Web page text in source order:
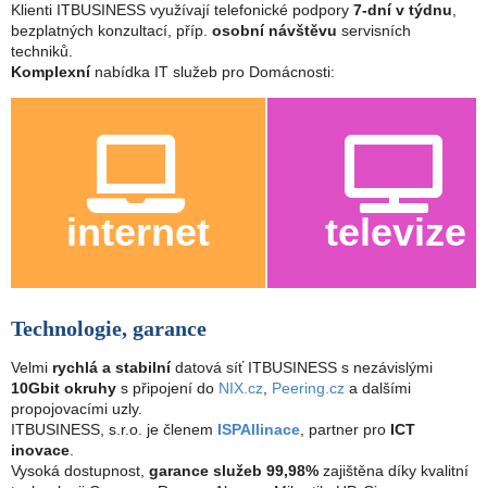
Klienti ITBUSINESS využívají telefonické podpory 7-dní v týdnu
bezplatných konzultací, příp. osobní návštěvu servisních
techniků.
Komplexnínabídka IT služeb pro Domácnosti:
internet televize
Technologie, garance
Velmi rychlá a stabilnídatová síť ITBUSINESS s nezávislými
10Gbit okruhy s připojení do NIX.cz, Peering.cz a dalšími
propojovacími uzly.
ITBUSINESS, s.r.o. je členem ISPAllinace, partner pro ICT
inovace.
Vysoká dostupnost, garance služeb 99,98% zajištěna díky kvalitní